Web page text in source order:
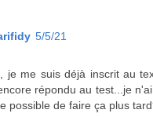
5/5/21
je me suis déjà inscrit au
répondu au test...je n'ai
possible de faire ça plus